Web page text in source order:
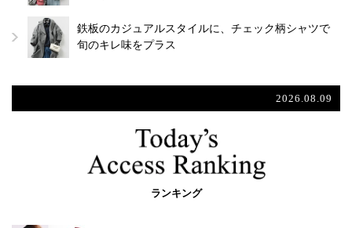
鉄板のカジュアルスタイルに、チェック柄シャツで
旬のキレ味をプラス
2026.08.09
ランキング